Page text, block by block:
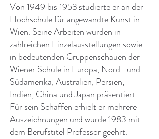
Von 1949 bis 1953 studierte er an der
Hochschule für angewandte Kunst in
Wien. Seine Arbeiten wurden in
zahlreichen Einzelausstellungen sowie
in bedeutenden Gruppenschauen der
Wiener Schule in Europa, Nord- und
Südamerika, Australien, Persien,
Indien, China und Japan präsentiert.
Für sein Schaffen erhielt er mehrere
Auszeichnungen und wurde 1983 mit
dem Berufstitel Professor geehrt.